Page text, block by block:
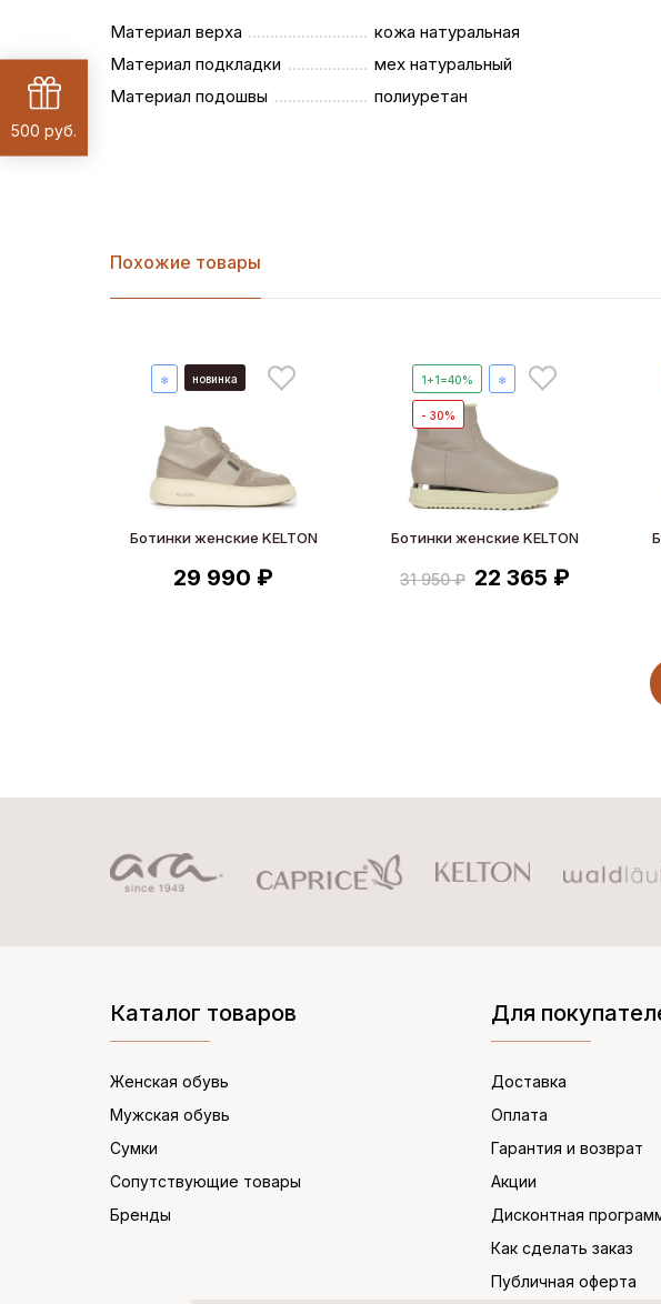
Материал верха
кожа натуральная
Материал подкладки
мех натуральный
Материал подошвы
полиуретан
Похожие товары
❄ новинка
Ботинки женские KELTON
29 990 ₽
1+1=40% ❄
- 30%
Ботинки женские KELTON
31 950 ₽ 22 365 ₽
Каталог товаров
Женская обувь
Мужская обувь
Сумки
Сопутствующие товары
Бренды
Для
Доставка
Оплата
Гарантия и возврат
Акции
Дисконтная
Как сделать заказ
Публичная оферта
500 руб.